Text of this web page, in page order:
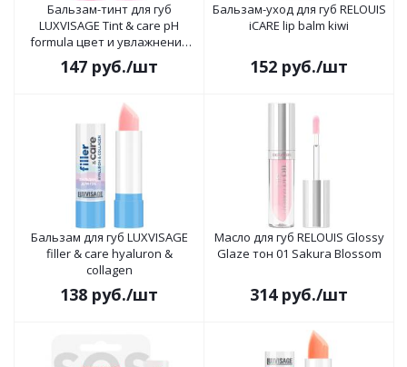
Бальзам-тинт для губ
LUXVISAGE Tint & care pH
formula цвет и увлажнение
тон 01
147 руб./шт
Бальзам-уход для губ RELOUIS
iCARE lip balm kiwi
152 руб./шт
Бальзам для губ LUXVISAGE
filler & care hyaluron &
collagen
138 руб./шт
Масло для губ RELOUIS Glossy
Glaze тон 01 Sakura Blossom
314руб./шт